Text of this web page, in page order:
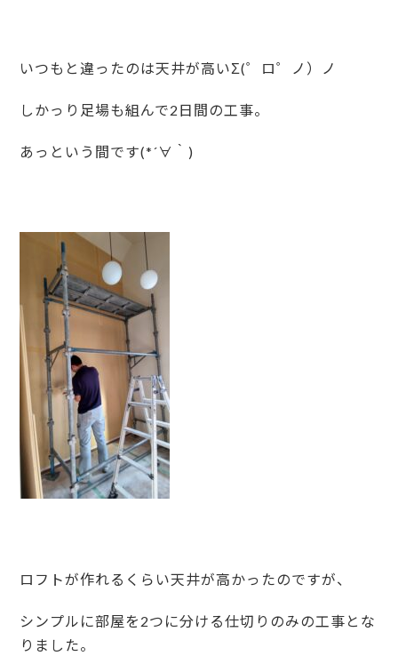
いつもと違ったのは天井が高いΣ(゜ロ゜ノ）ノ
しかっり足場も組んで2日間の工事。
あっという間です(*´∀｀)
ロフトが作れるくらい天井が高かったのですが、
シンプルに部屋を2つに分ける仕切りのみの工事とな
りました。